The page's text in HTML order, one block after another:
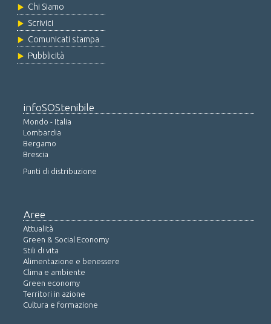
Chi Siamo
Scrivici
Comunicati stampa
Pubblicità
infoSOStenibile
Mondo - Italia
Lombardia
Bergamo
Brescia
Punti di distribuzione
Aree
Attualità
Green & Social Economy
Stili di vita
Alimentazione e benessere
Clima e ambiente
Green economy
Territori in azione
Cultura e formazione